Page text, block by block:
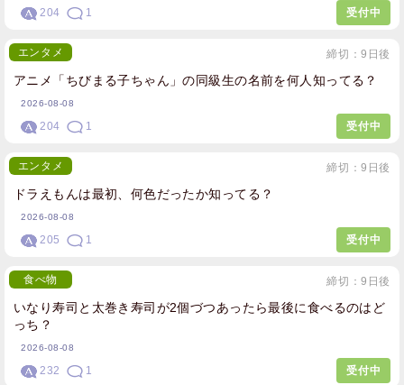
204 1 受付中
アニメ「ちびまる子ちゃん」の同級生の名前を何人知ってる？
締切：9日後
エンタメ
2026-08-08
204 1 受付中
ドラえもんは最初、何色だったか知ってる？
締切：9日後
エンタメ
2026-08-08
205 1 受付中
いなり寿司と太巻き寿司が2個づつあったら最後に食べるのはど
っち？
締切：9日後
食べ物
2026-08-08
232 1 受付中